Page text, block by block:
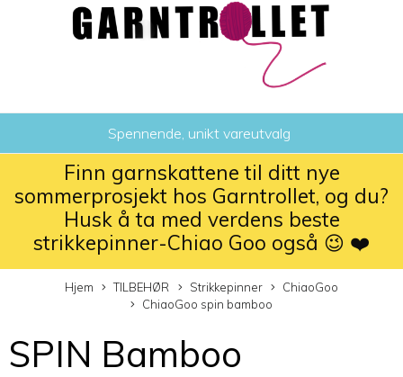
Spennende, unikt vareutvalg
Finn garnskattene til ditt nye
sommerprosjekt hos Garntrollet, og du?
Husk å ta med verdens beste
strikkepinner-Chiao Goo også 😉 ❤️
Hjem TILBEHØR Strikkepinner
ChiaoGoo
ChiaoGoo spin bamboo
SPIN Bamboo